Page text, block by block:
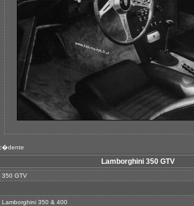
Lamborghini 350 GTV
350 GTV
Lamborghini 350 & 400